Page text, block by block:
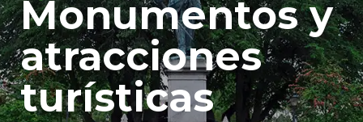
Monumentos y
atracciones
turísticas